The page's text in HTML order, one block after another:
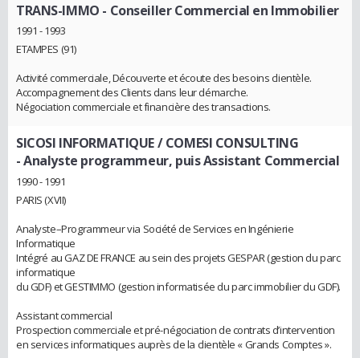
TRANS-IMMO - Conseiller Commercial en Immobilier
1991 - 1993
ETAMPES (91)
Activité commerciale, Découverte et écoute des besoins clientèle.
Accompagnement des Clients dans leur démarche.
Négociation commerciale et financière des transactions.
SICOSI INFORMATIQUE / COMESI CONSULTING
- Analyste programmeur, puis Assistant Commercial
1990 - 1991
PARIS (XVII)
Analyste–Programmeur via Société de Services en Ingénierie
Informatique
Intégré au GAZ DE FRANCE au sein des projets GESPAR (gestion du parc
informatique
du GDF) et GESTIMMO (gestion informatisée du parc immobilier du GDF).
Assistant commercial
Prospection commerciale et pré-négociation de contrats d’intervention
en services informatiques auprès de la clientèle « Grands Comptes ».